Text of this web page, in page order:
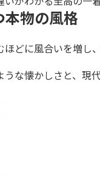
物の風格
どに風合いを増し
な懐かしさと、現